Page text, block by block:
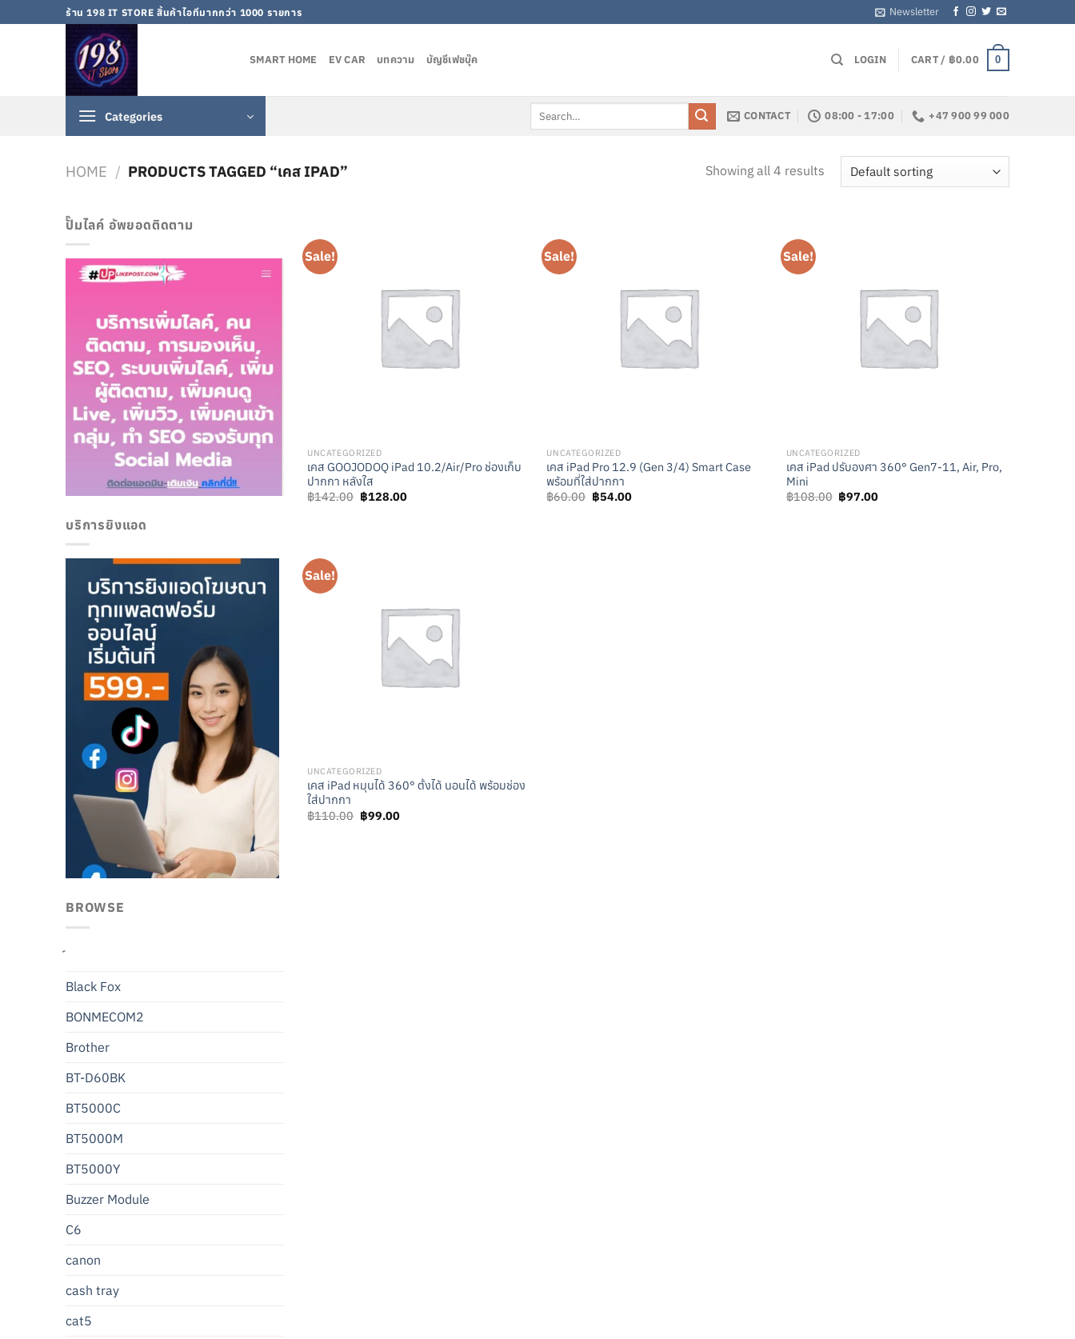
to
ร้าน 198 IT STORE สิ้นค้าไอทีมากกว่า 1000 รายการ Newsletter
SMART HOME EV CAR บทความ บัญชีเฟชบุ๊ค LOGIN CART / ฿0.00 0
Categories
Search
for:
CONTACT 08:00 - 17:00 +47 900 99 000
HOME / PRODUCTS TAGGED “เคส IPAD” Showing all 4 results
ปั๊มไลค์ อัพยอดติดตาม
บริการยิงแอด
BROWSE
Black Fox
BONMECOM2
Brother
BT-D60BK
BT5000C
BT5000M
BT5000Y
Buzzer Module
C6
canon
cash tray
cat5
Sale!
UNCATEGORIZED
เคส GOOJODOQ iPad 10.2/Air/Pro ช่องเก็บ
ปากกา หลังใส
฿142.00 Original
price
฿128.00Current
Sale!
UNCATEGORIZED
เคส iPad Pro 12.9 (Gen 3/4) Smart Case
พร้อมที่ใส่ปากกา
฿60.00 Original
price
฿54.00Current
Sale!
UNCATEGORIZED
เคส iPad ปรับองศา 360° Gen7-11, Air, Pro,
Mini
฿108.00 Original
price
฿97.00Current
Sale!
UNCATEGORIZED
เคส iPad หมุนได้ 360° ตั้งได้ นอนได้ พร้อมช่อง
ใส่ปากกา
฿110.00 Original
price
฿99.00Current